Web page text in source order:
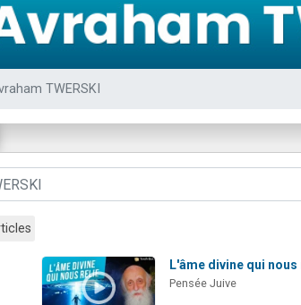
places pour étudier en groupe sur Zoom
de nous rejoindre sur WhatsApp
de nous rejoindre sur WhatsApp
musiques dans Torah-Box Music
viennent de faire un don pour Reloger Rivka, 6
TWERSKI
L'âme divine qui
Pensée Juive